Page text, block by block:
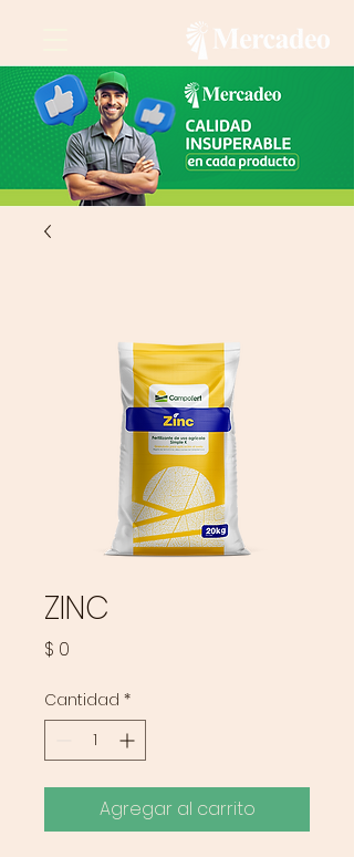
ZINC
$ 0
Cantidad *
Agregar al carrito